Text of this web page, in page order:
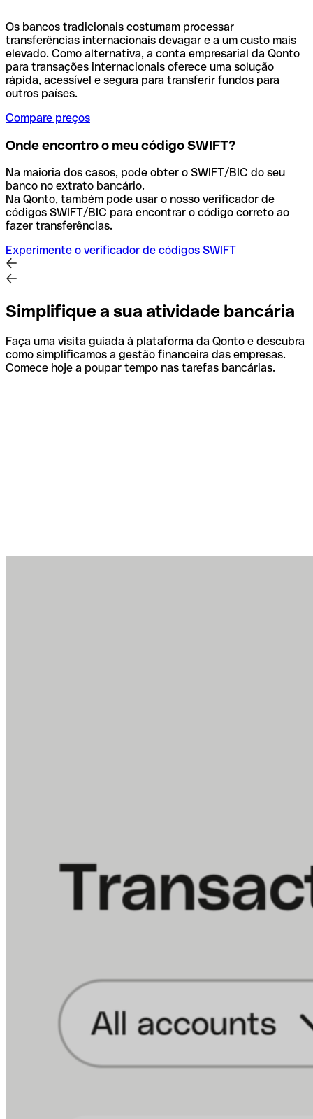
Os bancos tradicionais costumam processar
transferências internacionais devagar e a um custo mais
elevado. Como alternativa, a conta empresarial da Qonto
para transações internacionais oferece uma solução
rápida, acessível e segura para transferir fundos para
outros países.
Compare preços
Onde encontro o meu código SWIFT?
Na maioria dos casos, pode obter o SWIFT/BIC do seu
banco no extrato bancário.
Na Qonto, também pode usar o nosso verificador de
códigos SWIFT/BIC para encontrar o código correto ao
fazer transferências.
Experimente o verificador de códigos SWIFT
Simplifique a sua atividade bancária
Faça uma visita guiada à plataforma da Qonto e descubra
como simplificamos a gestão financeira das empresas.
Comece hoje a poupar tempo nas tarefas bancárias.